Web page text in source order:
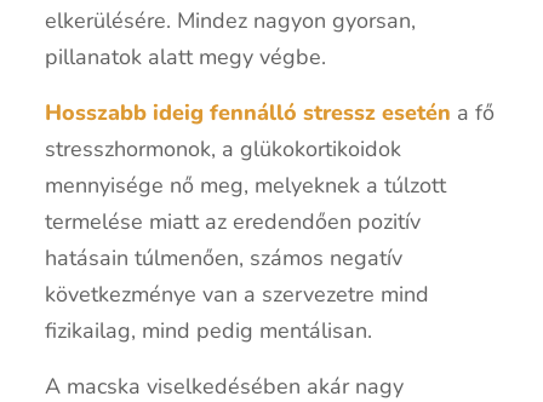
elkerülésére. Mindez nagyon gyorsan,
pillanatok alatt megy végbe.
Hosszabb ideig fennálló stressz esetén a fő
stresszhormonok, a glükokortikoidok
mennyisége nő meg, melyeknek a túlzott
termelése miatt az eredendően pozitív
hatásain túlmenően, számos negatív
következménye van a szervezetre mind
fizikailag, mind pedig mentálisan.
A macska viselkedésében akár nagy